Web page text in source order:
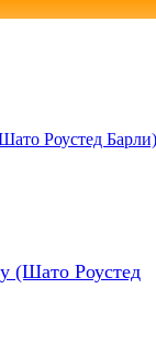
(Шато Роустед